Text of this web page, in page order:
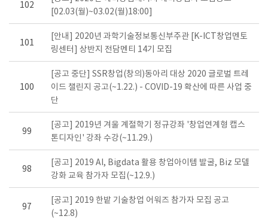
102
[02.03(월)~03.02(월)18:00]
101
[안내] 2020년 과학기술정보통신부주관 [K-ICT창업멘토
링센터] 상반지 전담멘티 14기 모집
100
[공고 중단] SSR창업(창의)동아리 대상 2020 글로벌 트레
이드 챌린지 공고(~1.22.) - COVID-19 확산에 따른 사업 중
단
99
[공고] 2019년 겨울 계절학기 정규강좌 '창업연계형 캡스
톤디자인' 강좌 수강(~11.29.)
98
[공고] 2019 AI, Bigdata 활용 창업아이템 발굴, Biz 모델
강화 교육 참가자 모집(~12.9.)
97
[공고] 2019 한밭 기술창업 어워즈 참가자 모집 공고
(~12.8)